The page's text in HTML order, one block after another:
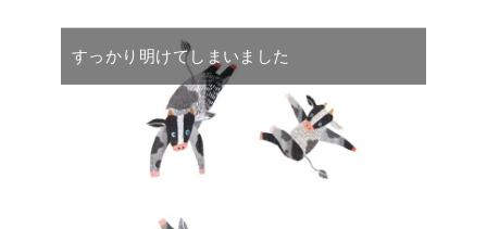
すっかり明けてしまいました